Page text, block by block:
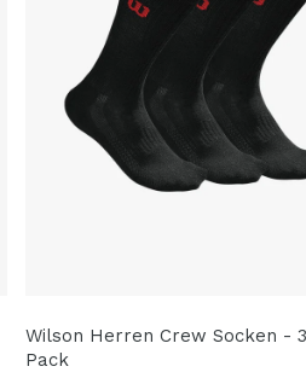
Wilson Herren Crew Socken -
Pack